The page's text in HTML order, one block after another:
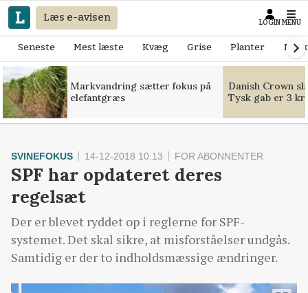
Læs e-avisen LOGIN MENU
Seneste Mest læste Kvæg Grise Planter
Markvandring sætter fokus på
elefantgræs
Danish Crown
Tysk gab er 3
SVINEFOKUS 14-12-2018 10:13 FOR ABONNENTER
SPF har opdateret deres
regelsæt
Der er blevet ryddet op i reglerne for SPF-
systemet. Det skal sikre, at misforståelser undgås.
Samtidig er der to indholdsmæssige ændringer.